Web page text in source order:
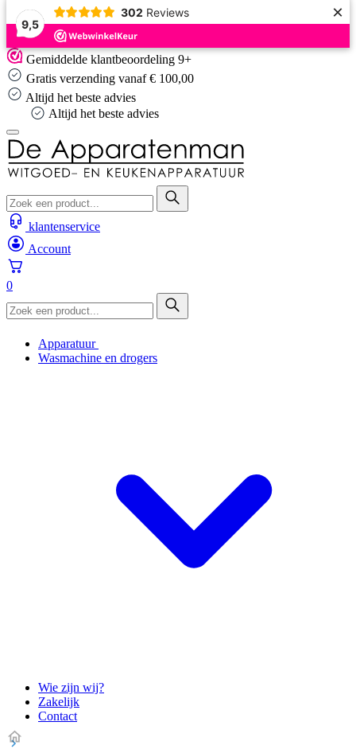
9,5
302 Reviews ×
Skip
to
content
Gemiddelde klantbeoordeling 9+
Gratis verzending vanaf € 100,00
Altijd het beste advies
Altijd het beste advies
klantenservice
Account
0
Apparatuur
Wasmachine en drogers
Wie zijn wij?
Zakelijk
Contact